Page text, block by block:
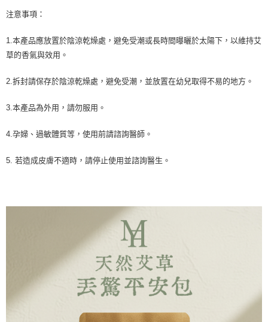
注意事項：
1.本產品應放置於陰涼乾燥處，避免受潮或長時間曝曬於太陽下，以維持艾
草的香氣與效用。
2.拆封請保存於陰涼乾燥處，避免受潮，並放置在幼兒取得不易的地方。
3.本產品為外用，請勿服用。
4.孕婦、過敏體質等，使用前請諮詢醫師。
5. 若造成皮膚不適時，請停止使用並諮詢醫生。